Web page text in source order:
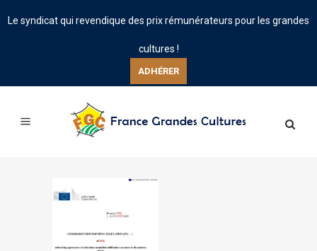
Le syndicat qui revendique des prix rémunérateurs pour les grandes
cultures !
ADHÉRER